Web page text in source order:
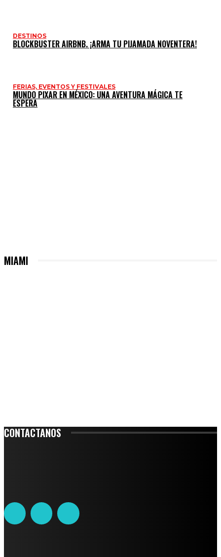
DESTINOS
BLOCKBUSTER AIRBNB. ¡ARMA TU PIJAMADA NOVENTERA!
FERIAS, EVENTOS Y FESTIVALES
MUNDO PIXAR EN MÉXICO: UNA AVENTURA MÁGICA TE
ESPERA
MIAMI
CONTACTANOS